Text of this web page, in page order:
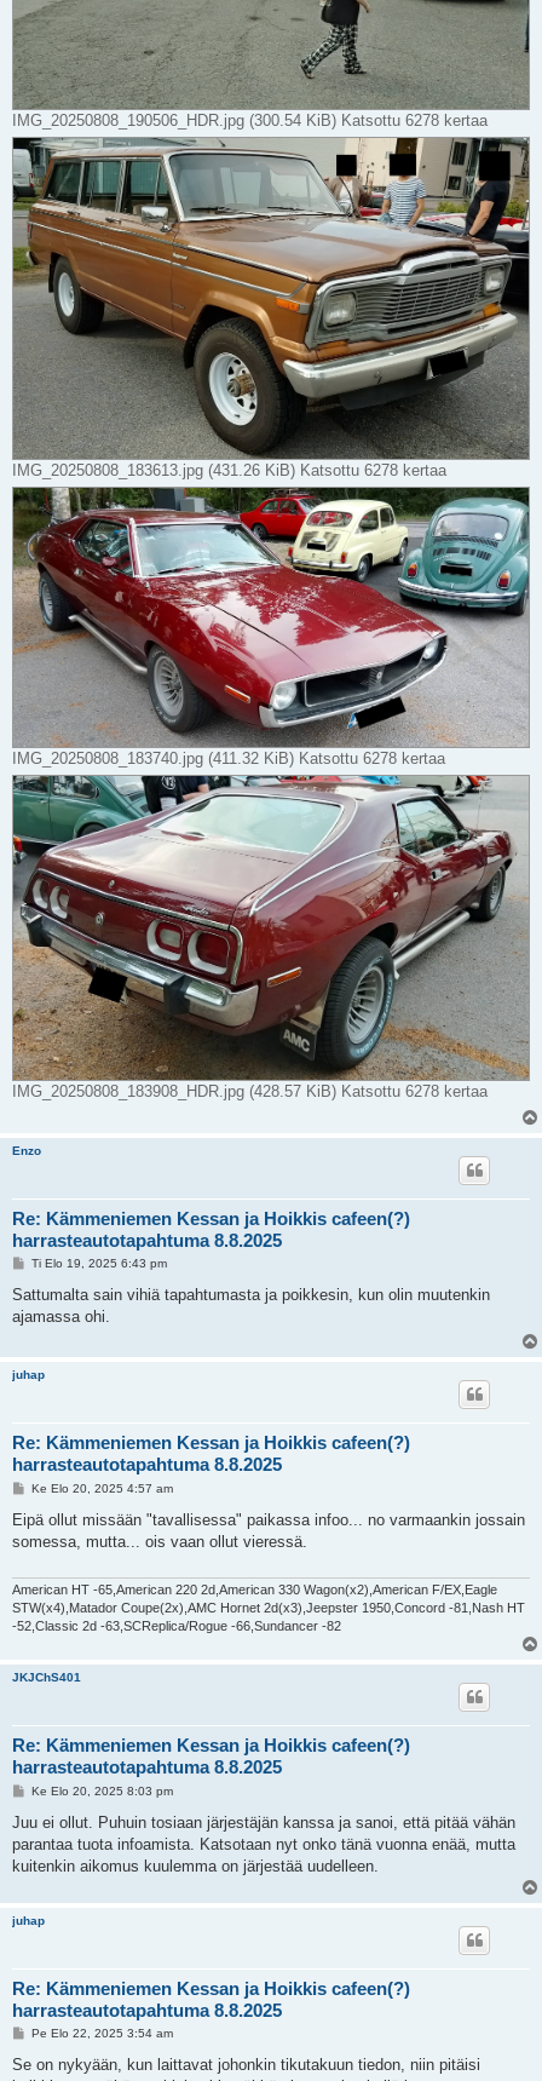
IMG_20250808_190506_HDR.jpg (300.54 KiB) Katsottu 6278 kertaa
IMG_20250808_183613.jpg (431.26 KiB) Katsottu 6278 kertaa
IMG_20250808_183740.jpg (411.32 KiB) Katsottu 6278 kertaa
IMG_20250808_183908_HDR.jpg (428.57 KiB) Katsottu 6278 kertaa
Enzo
Re: Kämmeniemen Kessan ja Hoikkis cafeen(?)
harrasteautotapahtuma 8.8.2025
V
e
t
Ti Elo 19, 2025 6:43 pm
Sattumalta sain vihiä tapahtumasta ja poikkesin, kun olin muutenkin
ajamassa ohi.
juhap
Re: Kämmeniemen Kessan ja Hoikkis cafeen(?)
harrasteautotapahtuma 8.8.2025
V
e
s
t
Ke Elo 20, 2025 4:57 am
Eipä ollut missään "tavallisessa" paikassa infoo... no varmaankin jossain
somessa, mutta... ois vaan ollut vieressä.
American HT -65,American 220 2d,American 330 Wagon(x2),American F/EX,Eagle
STW(x4),Matador Coupe(2x),AMC Hornet 2d(x3),Jeepster 1950,Concord -81,Nash HT
-52,Classic 2d -63,SCReplica/Rogue -66,Sundancer -82
JKJChS401
Re: Kämmeniemen Kessan ja Hoikkis cafeen(?)
harrasteautotapahtuma 8.8.2025
V
e
t
i
Ke Elo 20, 2025 8:03 pm
Juu ei ollut. Puhuin tosiaan järjestäjän kanssa ja sanoi, että pitää vähän
parantaa tuota infoamista. Katsotaan nyt onko tänä vuonna enää, mutta
kuitenkin aikomus kuulemma on järjestää uudelleen.
juhap
Re: Kämmeniemen Kessan ja Hoikkis cafeen(?)
harrasteautotapahtuma 8.8.2025
V
e
Pe Elo 22, 2025 3:54 am
Se on nykyään, kun laittavat johonkin tikutakuun tiedon, niin pitäisi